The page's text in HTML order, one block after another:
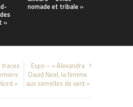
»
nomade et tribale »
traces
»
Expo – « Alexandra
David Neel, la femme
aux semelles de vent »